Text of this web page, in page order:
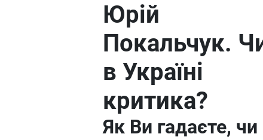
Юрій
Покальчук.
в Україні
критика?
Як Ви гадаєте, чи